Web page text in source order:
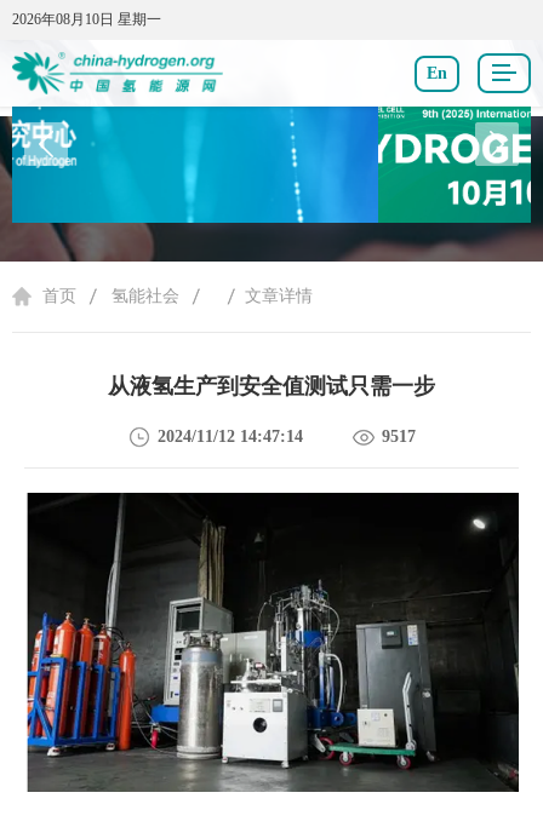
2026年08月10日 星期一
2026年08月10日 星期一
En
氢能社会
首页 氢能社会 文章详情
从液氢生产到安全值测试只需一步
2024/11/12 14:47:14 9517